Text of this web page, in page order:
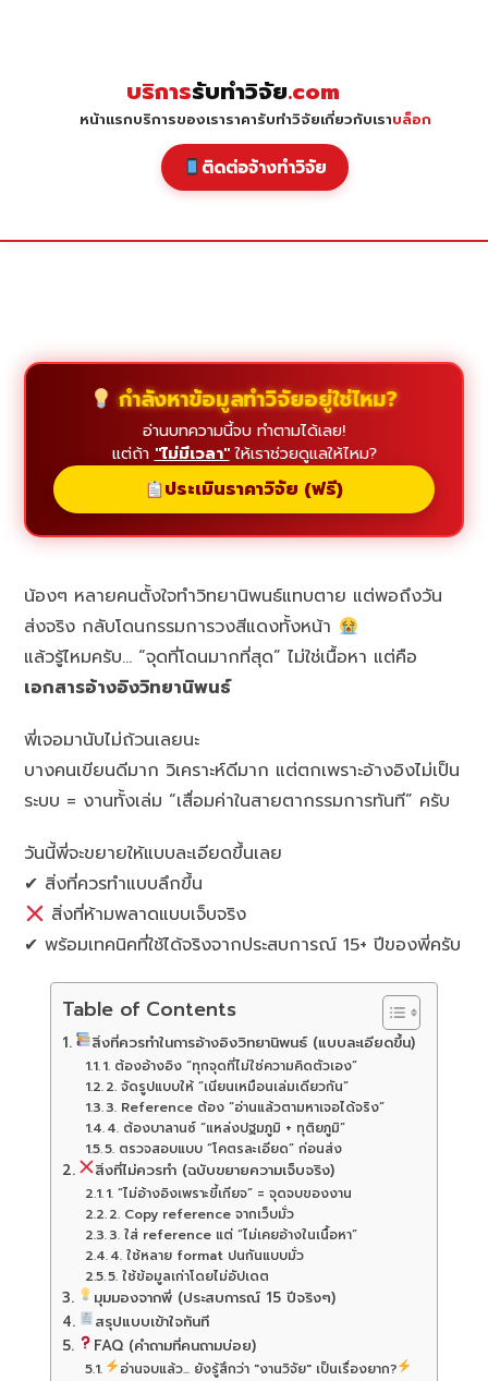
บริการรับทำวิจัย.com
หน้าแรกบริการของเราราคารับทำวิจัยเกี่ยวกับเราบล็อก
ติดต่อจ้างทำวิจัย
กำลังหาข้อมูลทำวิจัยอยู่ใช่ไหม?
อ่านบทความนี้จบ ทำตามได้เลย!
แต่ถ้า "ไม่มีเวลา"ให้เราช่วยดูแลให้ไหม?
ประเมินราคาวิจัย (ฟรี)
น้องๆ หลายคนตั้งใจทำวิทยานิพนธ์แทบตาย แต่พอถึงวัน
ส่งจริง กลับโดนกรรมการวงสีแดงทั้งหน้า
แล้วรู้ไหมครับ… “จุดที่โดนมากที่สุด” ไม่ใช่เนื้อหา แต่คือ
เอกสารอ้างอิงวิทยานิพนธ์
พี่เจอมานับไม่ถ้วนเลยนะ
บางคนเขียนดีมาก วิเคราะห์ดีมาก แต่ตกเพราะอ้างอิงไม่เป็น
ระบบ = งานทั้งเล่ม “เสื่อมค่าในสายตากรรมการทันที” ครับ
วันนี้พี่จะขยายให้แบบละเอียดขึ้นเลย
✔ สิ่งที่ควรทำแบบลึกขึ้น
สิ่งที่ห้ามพลาดแบบเจ็บจริง
✔ พร้อมเทคนิคที่ใช้ได้จริงจากประสบการณ์ 15+ ปีของพี่ครับ
Table of Contents
สิ่งที่ควรทำในการอ้างอิงวิทยานิพนธ์ (แบบละเอียดขึ้น)
1. ต้องอ้างอิง “ทุกจุดที่ไม่ใช่ความคิดตัวเอง”
2. จัดรูปแบบให้ “เนียนเหมือนเล่มเดียวกัน”
3. Reference ต้อง “อ่านแล้วตามหาเจอได้จริง”
4. ต้องบาลานซ์ “แหล่งปฐมภูมิ + ทุติยภูมิ”
5. ตรวจสอบแบบ “โคตรละเอียด” ก่อนส่ง
สิ่งที่ไม่ควรทำ (ฉบับขยายความเจ็บจริง)
1. “ไม่อ้างอิงเพราะขี้เกียจ” = จุดจบของงาน
2. Copy reference จากเว็บมั่ว
3. ใส่ reference แต่ “ไม่เคยอ้างในเนื้อหา”
4. ใช้หลาย format ปนกันแบบมั่ว
5. ใช้ข้อมูลเก่าโดยไม่อัปเดต
มุมมองจากพี่ (ประสบการณ์ 15 ปีจริงๆ)
สรุปแบบเข้าใจทันที
FAQ (คำถามที่คนถามบ่อย)
อ่านจบแล้ว... ยังรู้สึกว่า "งานวิจัย" เป็นเรื่องยาก?